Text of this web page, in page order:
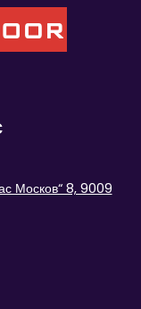
Москов“ 8, 9009